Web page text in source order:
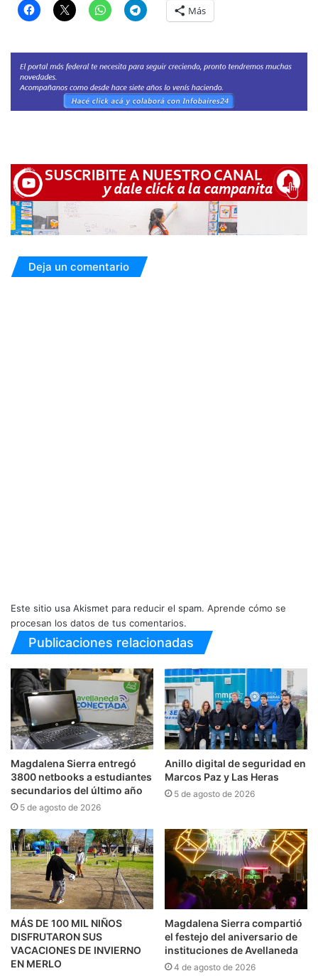
Más
Deja un comentario
Este sitio usa Akismet para reducir el spam. Aprende cómo se
procesan los datos de tus comentarios.
Publicaciones relacionadas
Magdalena Sierra entregó
3800 netbooks a estudiantes
secundarios del último año
5 de agosto de 2026
Anillo digital de seguridad en
Marcos Paz y Las Heras
5 de agosto de 2026
MÁS DE 100 MIL NIÑOS
DISFRUTARON SUS
VACACIONES DE INVIERNO
EN MERLO
Magdalena Sierra compartió
el festejo del aniversario de
instituciones de Avellaneda
4 de agosto de 2026